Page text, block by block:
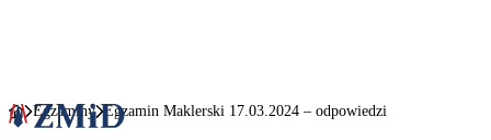
Egzaminy Egzamin Maklerski 17.03.2024 – odpowiedzi